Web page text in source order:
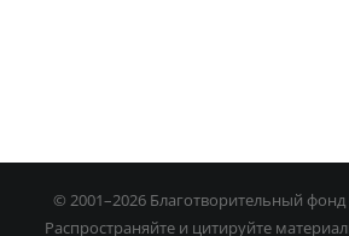
© 2001–2026 Благотворительный фонд
Распространяйте и цитируйте